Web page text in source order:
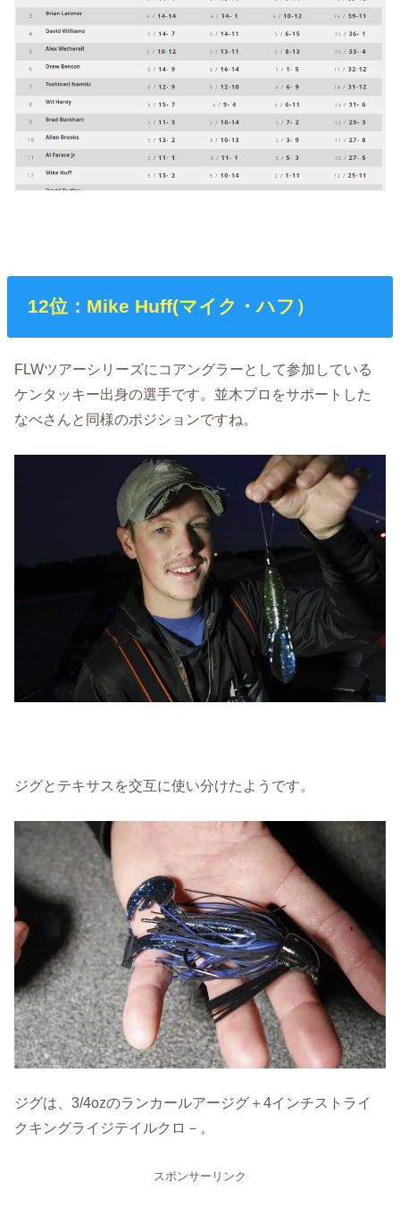
12位：Mike Huff(マイク・ハフ）
FLWツアーシリーズにコアングラーとして参加している
ケンタッキー出身の選手です。並木プロをサポートした
なべさんと同様のポジションですね。
ジグとテキサスを交互に使い分けたようです。
ジグは、3/4ozのランカールアージグ＋4インチストライ
クキングライジテイルクロ－。
スポンサーリンク